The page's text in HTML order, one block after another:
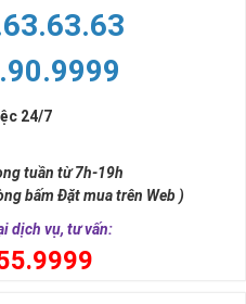
ta lựa chọn, dựa vào những
định quan trọng.
24/7
tuần từ 7h-19h
bấm Đặt mua trên Web )
dịch vụ, tư vấn: